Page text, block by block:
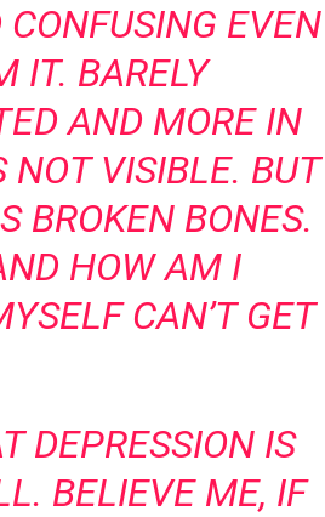
EVEN
IT. BARELY
AND MORE IN
NOT VISIBLE. BUT
BROKEN BONES.
HOW AM I
CAN’T GET
DEPRESSION IS
BELIEVE ME, IF